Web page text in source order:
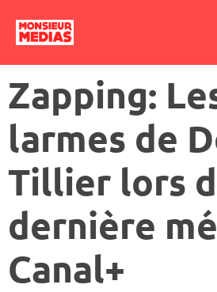
Zapping:
larmes de
Tillier lors
dernière
Canal+